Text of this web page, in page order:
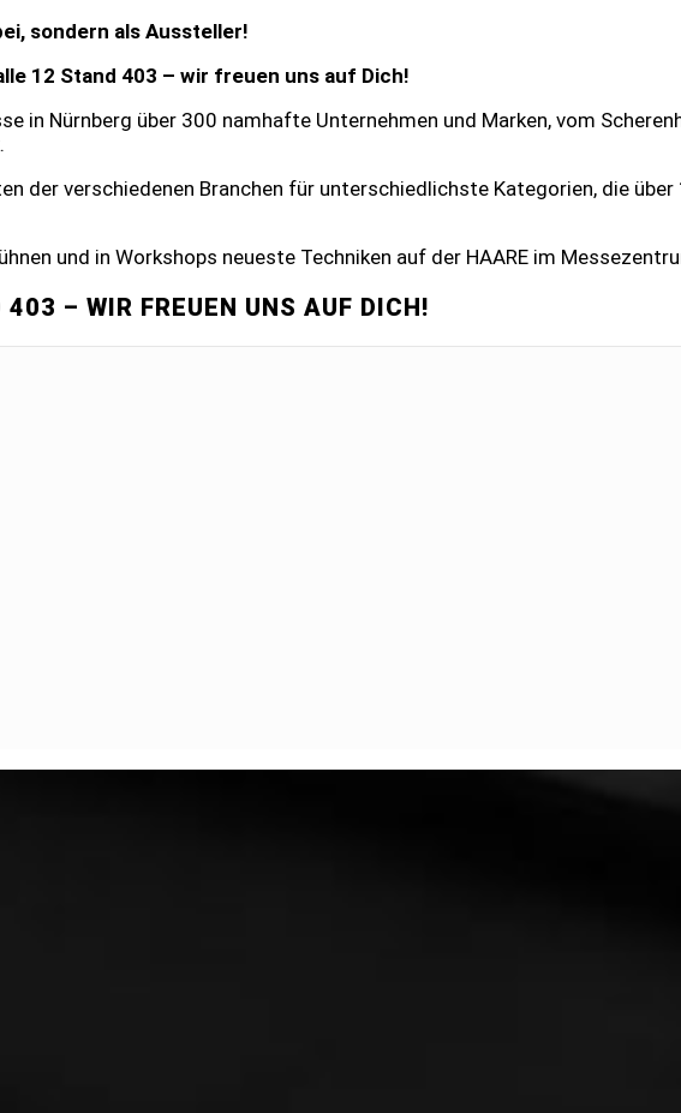
sondern als Aussteller!
12 Stand 403 – wir freuen uns auf Dich!
in Nürnberg über 300 namhafte Unternehmen und Marken, vom
der verschiedenen Branchen für unterschiedlichste Kategorien, die über
und in Workshops neueste Techniken auf der HAARE im
– WIR FREUEN UNS AUF DICH!